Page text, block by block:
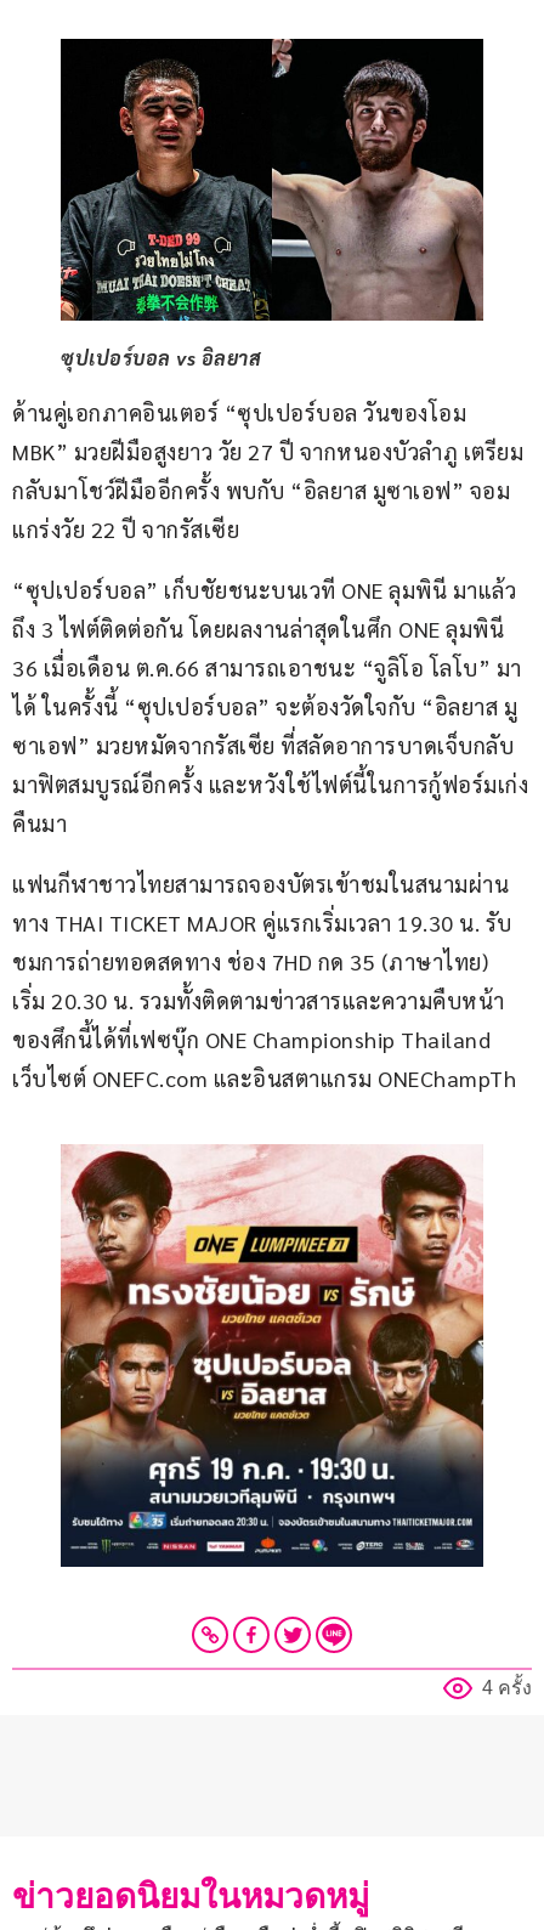
ซุปเปอร์บอล vs อิลยาส
ด้านคู่เอกภาคอินเตอร์ “ซุปเปอร์บอล วันของโอม
MBK” มวยฝีมือสูงยาว วัย 27 ปี จากหนองบัวลำภู เตรียม
กลับมาโชว์ฝีมืออีกครั้ง พบกับ “อิลยาส มูซาเอฟ” จอม
แกร่งวัย 22 ปี จากรัสเซีย
“ซุปเปอร์บอล” เก็บชัยชนะบนเวที ONE ลุมพินี มาแล้ว
ถึง 3 ไฟต์ติดต่อกัน โดยผลงานล่าสุดในศึก ONE ลุมพินี
36 เมื่อเดือน ต.ค.66 สามารถเอาชนะ “จูลิโอ โลโบ” มา
ได้ ในครั้งนี้ “ซุปเปอร์บอล” จะต้องวัดใจกับ “อิลยาส มู
ซาเอฟ” มวยหมัดจากรัสเซีย ที่สลัดอาการบาดเจ็บกลับ
มาฟิตสมบูรณ์อีกครั้ง และหวังใช้ไฟต์นี้ในการกู้ฟอร์มเก่ง
คืนมา
แฟนกีฬาชาวไทยสามารถจองบัตรเข้าชมในสนามผ่าน
ทาง THAI TICKET MAJOR คู่แรกเริ่มเวลา 19.30 น. รับ
ชมการถ่ายทอดสดทาง ช่อง 7HD กด 35 (ภาษาไทย)
เริ่ม 20.30 น. รวมทั้งติดตามข่าวสารและความคืบหน้า
ของศึกนี้ได้ที่เฟซบุ๊ก ONE Championship Thailand
เว็บไซต์ ONEFC.com และอินสตาแกรม ONEChampTh
4 ครั้ง
ข่าวยอดนิยมในหมวดหมู่